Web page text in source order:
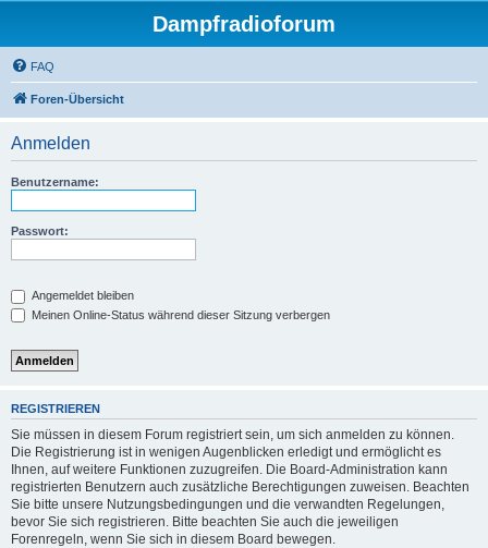
Dampfradioforum
FAQ
Foren-Übersicht
Anmelden
Benutzername:
Passwort:
Angemeldet bleiben
Meinen Online-Status während dieser Sitzung verbergen
REGISTRIEREN
Sie müssen in diesem Forum registriert sein, um sich anmelden zu können.
Die Registrierung ist in wenigen Augenblicken erledigt und ermöglicht es
Ihnen, auf weitere Funktionen zuzugreifen. Die Board-Administration kann
registrierten Benutzern auch zusätzliche Berechtigungen zuweisen. Beachten
Sie bitte unsere Nutzungsbedingungen und die verwandten Regelungen,
bevor Sie sich registrieren. Bitte beachten Sie auch die jeweiligen
Forenregeln, wenn Sie sich in diesem Board bewegen.